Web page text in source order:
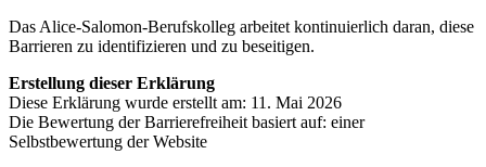
Das Alice-Salomon-Berufskolleg arbeitet kontinuierlich daran, diese
Barrieren zu identifizieren und zu beseitigen.
Erstellung dieser Erklärung
Diese Erklärung wurde erstellt am: 11. Mai 2026
Die Bewertung der Barrierefreiheit basiert auf: einer
Selbstbewertung der Website